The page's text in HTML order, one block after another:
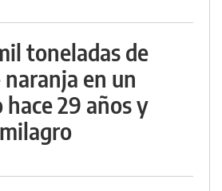
toneladas de
naranja en un
hace 29 años y